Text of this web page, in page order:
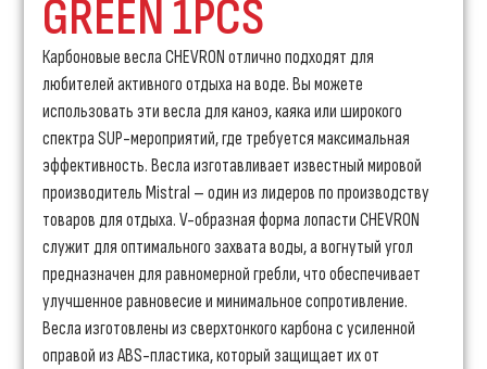
GREEN 1PCS
Карбоновые весла CHEVRON отлично подходят для
любителей активного отдыха на воде. Вы можете
использовать эти весла для каноэ, каяка или широкого
спектра SUP-мероприятий, где требуется максимальная
эффективность. Весла изготавливает известный мировой
производитель Mistral – один из лидеров по производству
товаров для отдыха. V-образная форма лопасти CHEVRON
служит для оптимального захвата воды, а вогнутый угол
предназначен для равномерной гребли, что обеспечивает
улучшенное равновесие и минимальное сопротивление.
Весла изготовлены из сверхтонкого карбона с усиленной
оправой из ABS-пластика, который защищает их от